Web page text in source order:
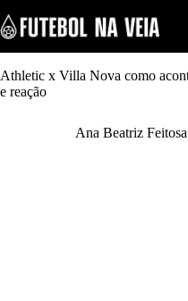
k
i
p
o
Athletic x Villa Nova como
e reação
Ana Beatriz Feitosa